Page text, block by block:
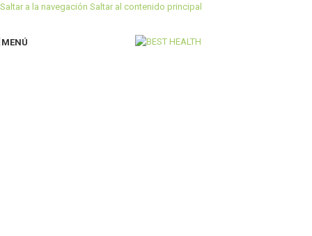
Saltar a la navegación Saltar al contenido principal
MENÚ